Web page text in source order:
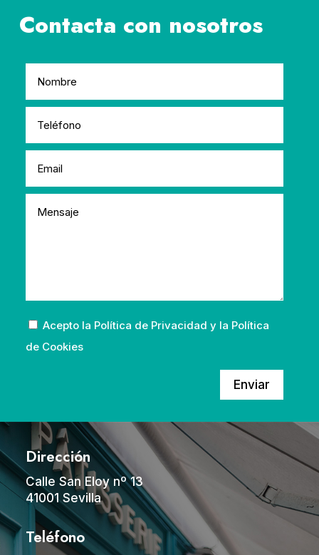
Contacta con nosotros
Acepto la Política de Privacidad y la Política
de Cookies
Enviar
Dirección
Calle San Eloy nº 13
41001 Sevilla
Teléfono